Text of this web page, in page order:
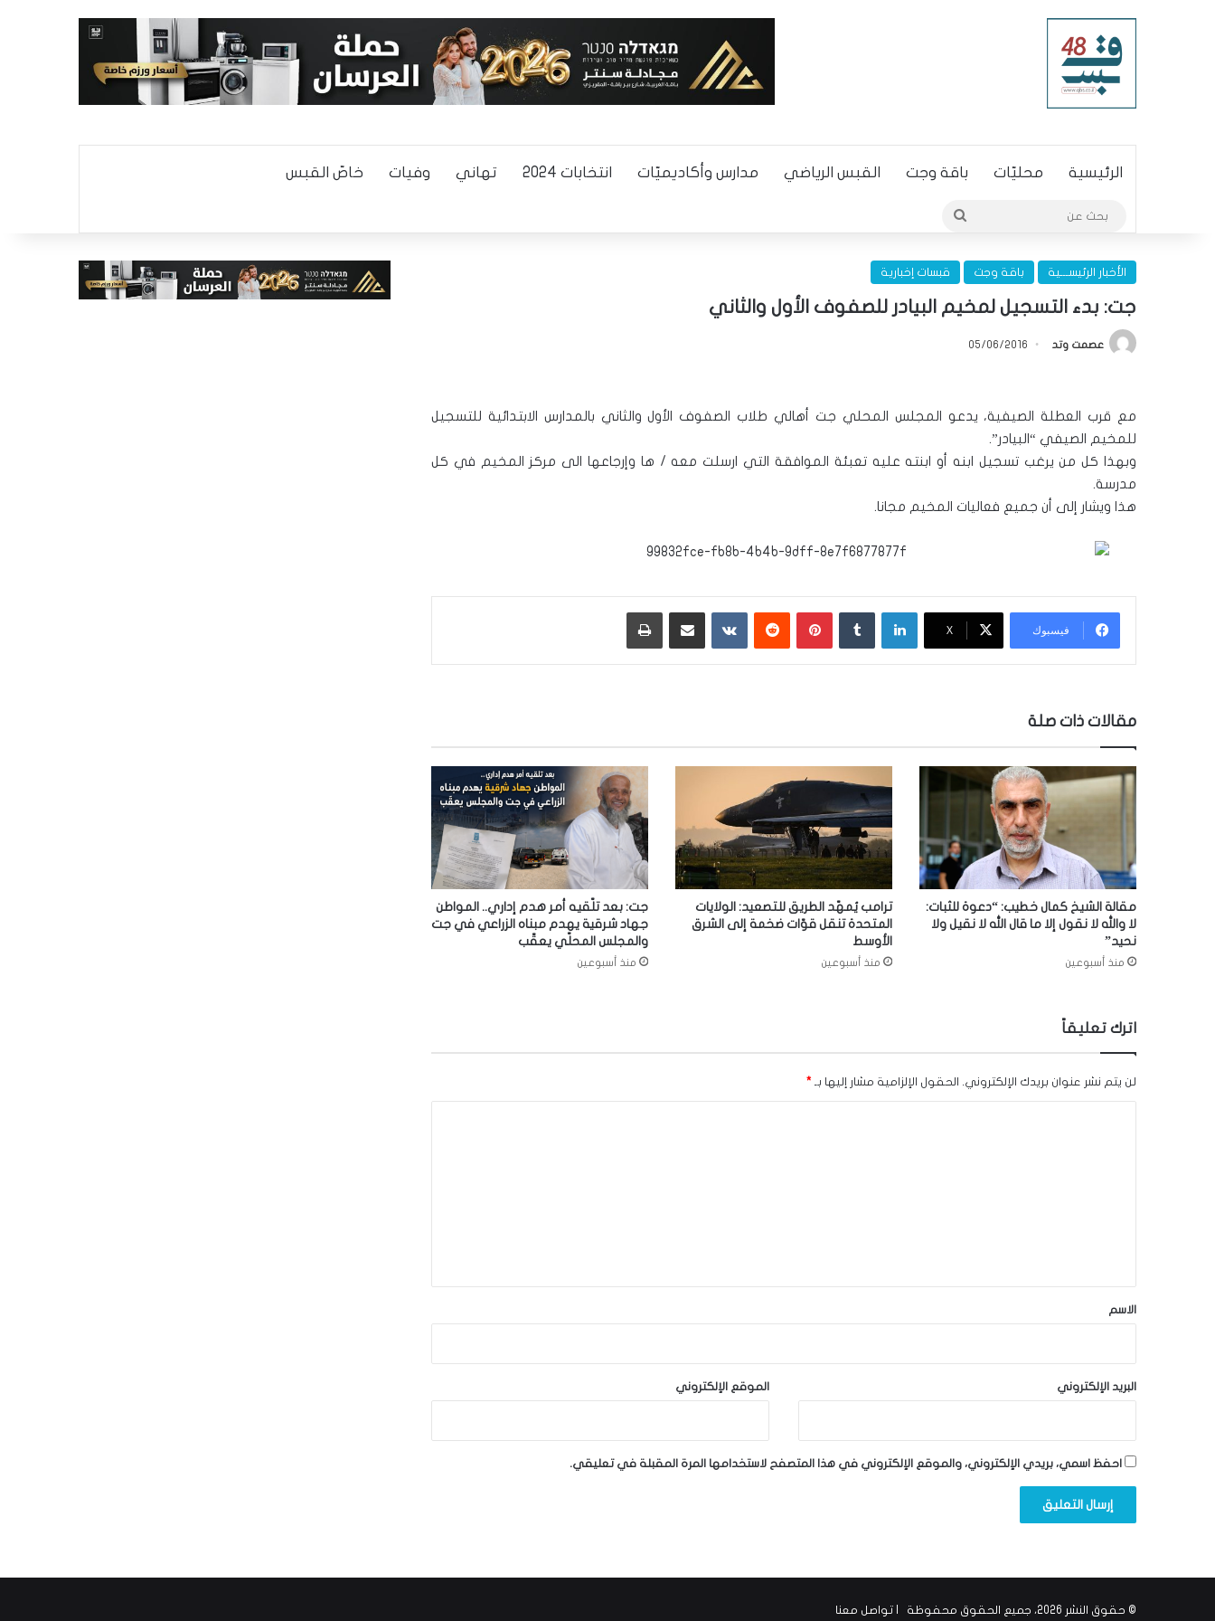
الرئيسية محليّات باقة وجت القبس الرياضي مدارس وأكاديميّات انتخابات 2024 تهاني وفيات خاصّ القبس
الأخبار الرئيســـية باقة وجت قبسات إخبارية
جت: بدء التسجيل لمخيم البيادر للصفوف الأول والثاني
عصمت وتد 05/06/2016
مع قرب العطلة الصيفية، يدعو المجلس المحلي جت أهالي طلاب الصفوف الأول والثاني بالمدارس الابتدائية للتسجيل
للمخيم الصيفي “البيادر”.
وبهذا كل من يرغب تسجيل ابنه أو ابنته عليه تعبئة الموافقة التي ارسلت معه / ها وإرجاعها الى مركز المخيم في كل
مدرسة.
هذا ويشار إلى أن جميع فعاليات المخيم مجانا.
فيسبوك ‫X
لينكدإن بينتيريست ‏VKontakte
مقالات ذات صلة
مقالة الشيخ كمال خطيب: “دعوة للثبات:
لا والله لا نقول إلا ما قال الله لا نقيل ولا
نحيد”
منذ أسبوعين
ترامب يُمهّد الطريق للتصعيد: الولايات
المتحدة تنقل قوّات ضخمة إلى الشرق
الأوسط
منذ أسبوعين
جت: بعد تلّقيه أمر هدم إداري.. المواطن
جهاد شرقية يهدم مبناه الزراعي في جت
والمجلس المحلّي يعقّب
منذ أسبوعين
اترك تعليقاً
لن يتم نشر عنوان بريدك الإلكتروني. الحقول الإلزامية مشار إليها بـ *
*
الاسم
البريد الإلكتروني الموقع الإلكتروني
احفظ اسمي، بريدي الإلكتروني، والموقع الإلكتروني في هذا المتصفح لاستخدامها المرة المقبلة في تعليقي.
© حقوق النشر 2026، جميع الحقوق محفوظة | تواصل معنا